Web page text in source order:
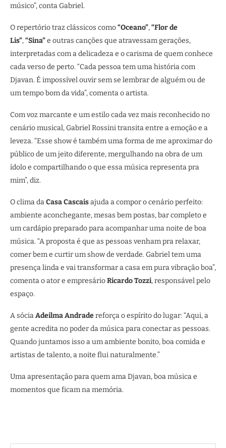
músico”, conta Gabriel.
O repertório traz clássicos como“Oceano”,“Flor de
Lis”,“Sina”e outras canções que atravessam gerações,
interpretadas com a delicadeza e o carisma de quem conhece
cada verso de perto. “Cada pessoa tem uma história com
Djavan. É impossível ouvir sem se lembrar de alguém ou de
um tempo bom da vida”, comenta o artista.
Com voz marcante e um estilo cada vez mais reconhecido no
cenário musical, Gabriel Rossini transita entre a emoção e a
leveza. “Esse show é também uma forma de me aproximar do
público de um jeito diferente, mergulhando na obra de um
ídolo e compartilhando o que essa música representa pra
mim”, diz.
O clima daCasa Cascaisajuda a compor o cenário perfeito:
ambiente aconchegante, mesas bem postas, bar completo e
um cardápio preparado para acompanhar uma noite de boa
música. “A proposta é que as pessoas venham pra relaxar,
comer bem e curtir um show de verdade. Gabriel tem uma
presença linda e vai transformar a casa em pura vibração boa”,
comenta o ator e empresárioRicardo Tozzi, responsável pelo
espaço.
A sóciaAdeilma Andradereforça o espírito do lugar: “Aqui, a
gente acredita no poder da música para conectar as pessoas.
Quando juntamos isso a um ambiente bonito, boa comida e
artistas de talento, a noite flui naturalmente.”
Uma apresentação para quem ama Djavan, boa música e
momentos que ficam na memória.